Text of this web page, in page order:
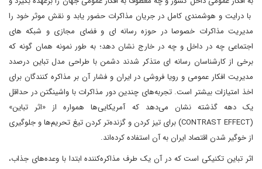
با درایت و هوشمندی کامل در جریان مذاکرات حضور یابد و نقش موثر خود را
مدیریت مذاکرات خصوصا در حوزه رسانه ای و فضای مجازی و شبکه های
اجتماعی چه در داخل و چه در خارج نشان دهد؛ به طور نمونه همان گونه که
برخی از کارشناسان رسانه ای متذکر شدند دشمن با طراحی مدل تباین درصدد
مدیریت افکار عمومی و رویا فروشی در ایران و فشار آن بر مذاکره کنندگان برای
اخذ امتیازات بیشتر است. تجربه‌های چندین دور مذاکرات با واشینگتن در حداقل
یک دهه گذشته نشان می‌دهد که آمریکایی‌ها همواره از «اثر تباین»
(CONTRAST EFFECT) برای تیز کردن و گزنده‌تر کردن تیغ تحریم‌ها و جلوگیری
از خوگیر شدن اقتصاد ایران به آن استفاده کرده‌اند.
اثر تباین تکنیکی است که در آن یک طرف مذاکره‌کننده ابتدا با وعده‌های جذاب،